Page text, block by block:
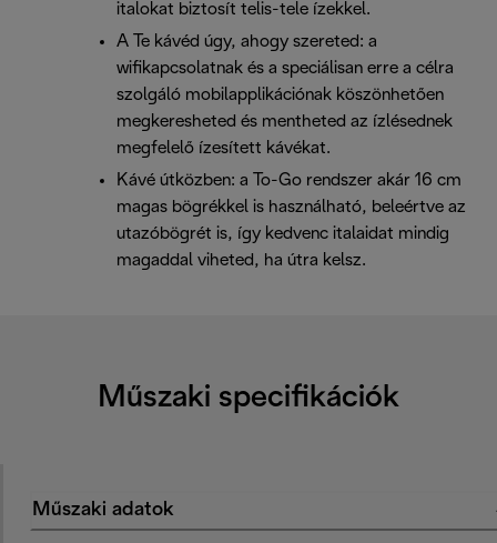
italokat biztosít telis-tele ízekkel.
A Te kávéd úgy, ahogy szereted: a
wifikapcsolatnak és a speciálisan erre a célra
szolgáló mobilapplikációnak köszönhetően
megkeresheted és mentheted az ízlésednek
megfelelő ízesített kávékat.
Kávé útközben: a To-Go rendszer akár 16 cm
magas bögrékkel is használható, beleértve az
utazóbögrét is, így kedvenc italaidat mindig
magaddal viheted, ha útra kelsz.
Műszaki specifikációk
Műszaki adatok